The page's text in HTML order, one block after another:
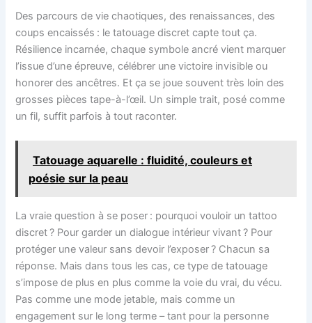
Des parcours de vie chaotiques, des renaissances, des
coups encaissés : le tatouage discret capte tout ça.
Résilience incarnée, chaque symbole ancré vient marquer
l’issue d’une épreuve, célébrer une victoire invisible ou
honorer des ancêtres. Et ça se joue souvent très loin des
grosses pièces tape-à-l’œil. Un simple trait, posé comme
un fil, suffit parfois à tout raconter.
Tatouage aquarelle : fluidité, couleurs et
poésie sur la peau
La vraie question à se poser : pourquoi vouloir un tattoo
discret ? Pour garder un dialogue intérieur vivant ? Pour
protéger une valeur sans devoir l’exposer ? Chacun sa
réponse. Mais dans tous les cas, ce type de tatouage
s’impose de plus en plus comme la voie du vrai, du vécu.
Pas comme une mode jetable, mais comme un
engagement sur le long terme – tant pour la personne